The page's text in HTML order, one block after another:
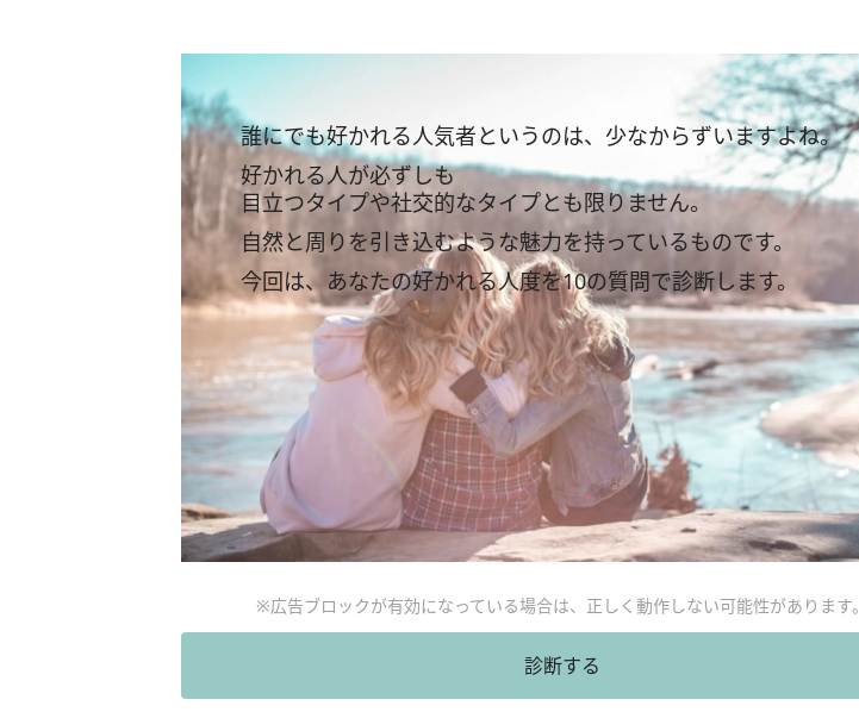
誰にでも好かれる人気者というのは、少なからずいますよね。
好かれる人が必ずしも
目立つタイプや社交的なタイプとも限りません。
自然と周りを引き込むような魅力を持っているものです。
今回は、あなたの好かれる人度を10の質問で診断します。
※広告ブロックが有効になっている場合は、正しく動作しない可能性があります。
診断する